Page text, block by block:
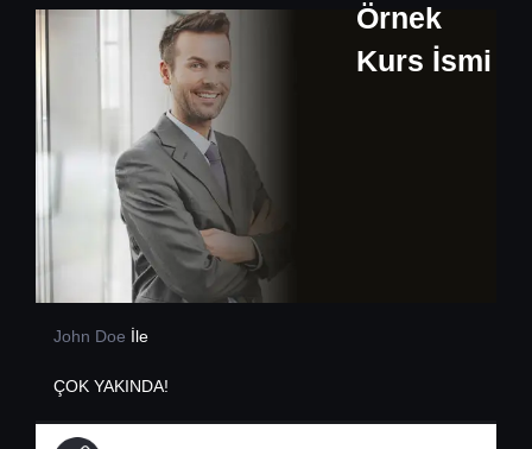
Örnek
Kurs İsmi
John Doe İle
ÇOK YAKINDA!